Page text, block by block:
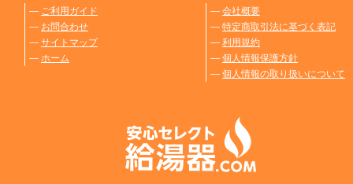
― ご利用ガイド
― お問合わせ
― サイトマップ
― ホーム
― 会社概要
― 特定商取引法に基づく表記
― 利用規約
― 個人情報保護方針
― 個人情報の取り扱いについて